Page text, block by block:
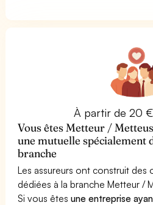
À partir de 20
Vous êtes Metteur /
une mutuelle spécialement
branche
Les assureurs ont construit des
dédiées à la branche Metteur /
Si vous êtesune entreprise